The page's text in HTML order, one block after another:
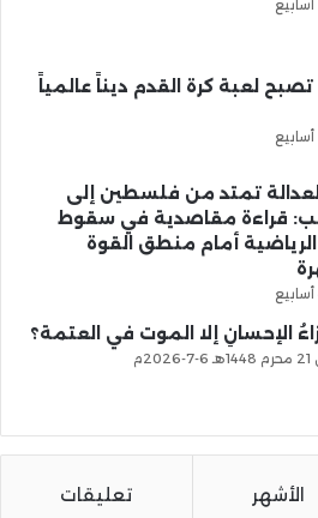
لعبة كرة القدم ديناً عالمياً
تمتد من فلسطين إلى
قراءة مقاصدية في سقوط
الرياضية أمام منطق القوة
الإحسانِ إلا الموت في العتمة؟
الأشهر تعليقات